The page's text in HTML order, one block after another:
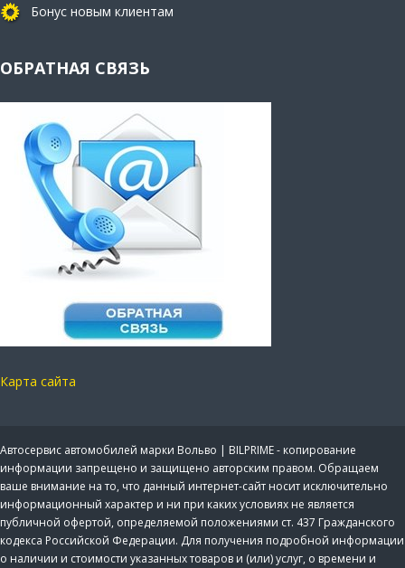
Бонус новым клиентам
ОБРАТНАЯ СВЯЗЬ
Карта сайта
Автосервис автомобилей марки Вольво | BILPRIME - копирование
информации запрещено и защищено авторским правом. Обращаем
ваше внимание на то, что данный интернет-сайт носит исключительно
информационный характер и ни при каких условиях не является
публичной офертой, определяемой положениями ст. 437 Гражданского
кодекса Российской Федерации. Для получения подробной информации
о наличии и стоимости указанных товаров и (или) услуг, о времени и